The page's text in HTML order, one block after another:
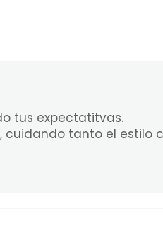
tus expectatitvas.
tanto el estilo